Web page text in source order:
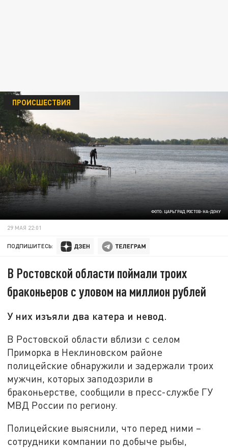
ФОТО: ЦАРЬГРАД РОСТОВ-НА-ДОНУ
ПРОИСШЕСТВИЯ
29 МАЯ 22:01
ПОДПИШИТЕСЬ:
В Ростовской области поймали троих
браконьеров с уловом на миллион рублей
У них изъяли два катера и невод.
В Ростовской области вблизи с селом
Приморка в Неклиновском районе
полицейские обнаружили и задержали троих
мужчин, которых заподозрили в
браконьерстве, сообщили в пресс-службе ГУ
МВД России по региону.
Полицейские выяснили, что перед ними –
сотрудники компании по добыче рыбы,